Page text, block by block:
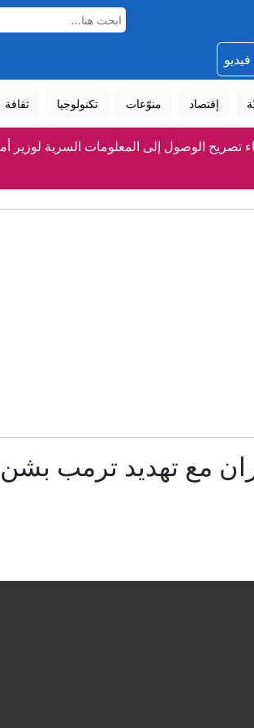
فيديو
إقتصاد منوّعات تكنولوجيا ثقافة
تصريح الوصول إلى المعلومات السرية
مجلس الأمن يدين
دوي انفجارات في
لمواجهة نفوذ الصين.. ترامب يعلن تخصيص
بأغلبية ساحقة..
مع تهديد ترمب